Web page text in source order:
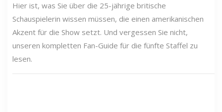
Hier ist, was Sie über die 25-jährige britische
Schauspielerin wissen müssen, die einen amerikanischen
Akzent für die Show setzt. Und vergessen Sie nicht,
unseren kompletten Fan-Guide für die fünfte Staffel zu
lesen.